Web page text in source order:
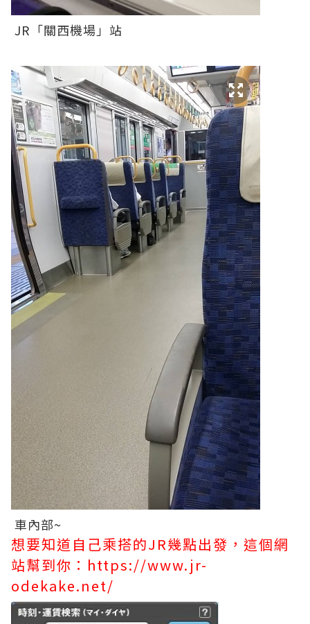
JR「關西機場」站
車內部~
想要知道自己乘搭的JR幾點出發，這個網
站幫到你： https://www.jr-
odekake.net/